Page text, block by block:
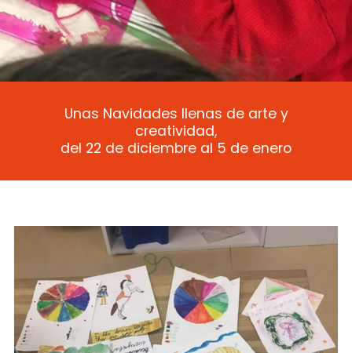
WINTER CAMP
2022
crear y jugar durante estas vacaciones.
FORMULARIO DE PRE-INSCRIPCIÓN
Unas Navidades llenas de arte y
creatividad,
del 22 de diciembre al 5 de enero